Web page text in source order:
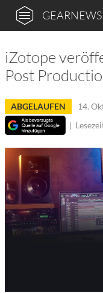
GEARNEWS
iZotope
Post
ABGELAUFEN 14.
|